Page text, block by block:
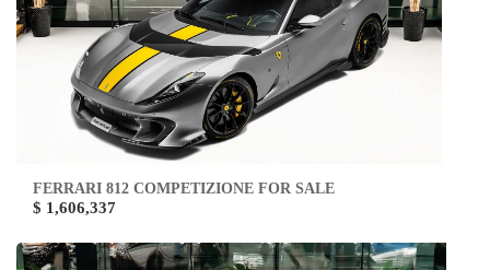
FERRARI 812 COMPETIZIONE FOR SALE
$ 1,606,337